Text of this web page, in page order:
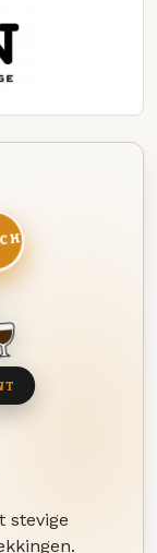
stevige